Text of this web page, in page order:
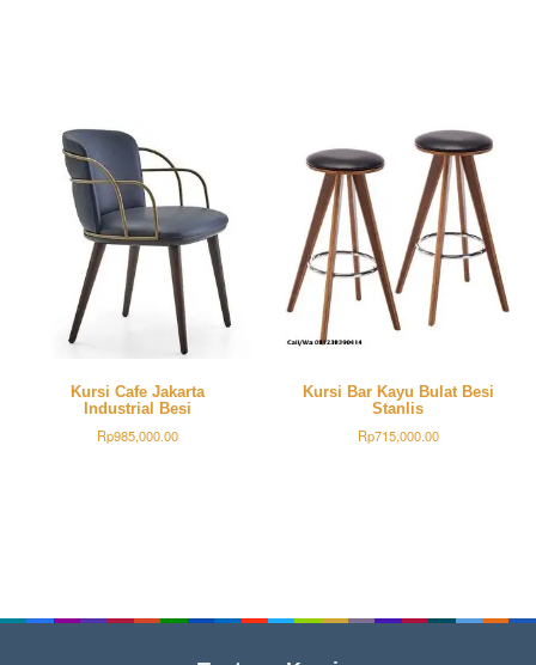
Kursi Cafe Jakarta
Industrial Besi
Rp985,000.00
Kursi Bar Kayu Bulat Besi
Stanlis
Rp715,000.00